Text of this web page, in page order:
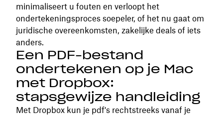
minimaliseert u fouten en verloopt het
ondertekeningsproces soepeler, of het nu gaat om
juridische overeenkomsten, zakelijke deals of iets
anders.
Een PDF-bestand
ondertekenen op je Mac
met Dropbox:
stapsgewijze handleiding
Met Dropbox kun je pdf's rechtstreeks vanaf je